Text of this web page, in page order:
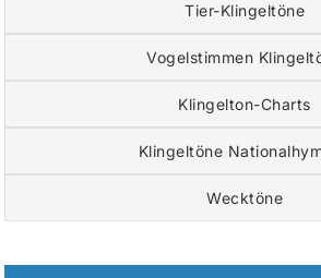
Tier-Klingeltöne
Vogelstimmen
Klingelton-Charts
Klingeltöne
Wecktöne